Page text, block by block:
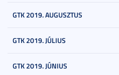
GTK 2019. AUGUSZTUS
GTK 2019. JÚLIUS
GTK 2019. JÚNIUS